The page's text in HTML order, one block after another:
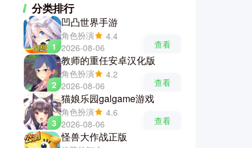
分类排行
1
凹凸世界手游
角色扮演
4.4
2026-08-06
查看
2
教师的重任安卓汉化版
角色扮演
4.2
2026-08-06
查看
3
猫娘乐园galgame游戏
角色扮演
4.6
2026-08-06
查看
怪兽大作战正版